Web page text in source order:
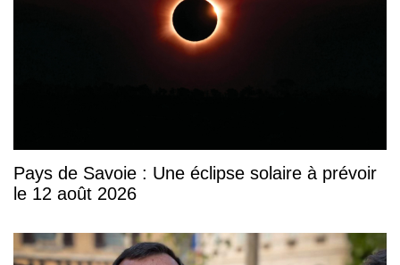
Pays de Savoie : Une éclipse solaire à prévoir
le 12 août 2026